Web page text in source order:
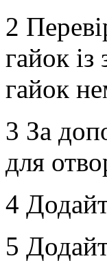
2
гайок
гайок
3 За
для
4
5